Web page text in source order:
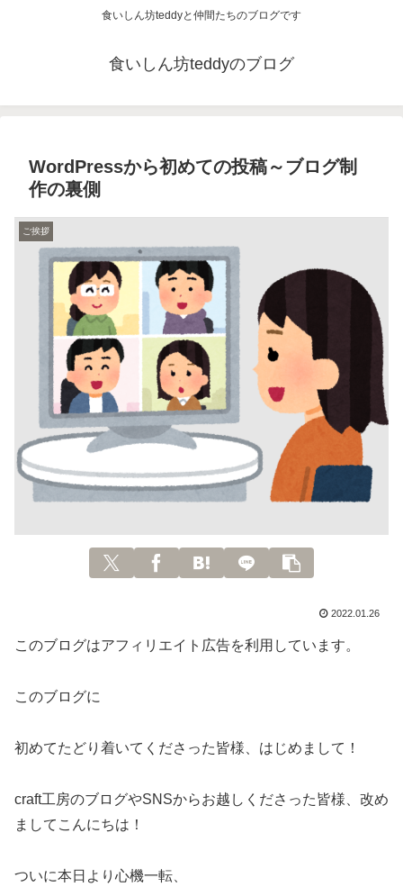
食いしん坊teddyと仲間たちのブログです
食いしん坊teddyのブログ
WordPressから初めての投稿～ブログ制
作の裏側
ご挨拶
2022.01.26
このブログはアフィリエイト広告を利用しています。
このブログに
初めてたどり着いてくださった皆様、はじめまして！
craft工房のブログやSNSからお越しくださった皆様、改め
ましてこんにちは！
ついに本日より心機一転、